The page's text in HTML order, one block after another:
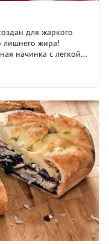
для жаркого
жира!
начинка с легкой
дополняют
вкусом. Кстати,
чай, советуем испечь
(на целый
и было бы
лишить кого-то